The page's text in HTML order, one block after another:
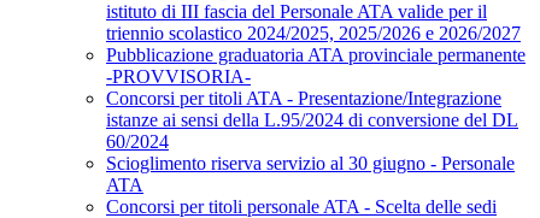
istituto di III fascia del Personale ATA valide per il
triennio scolastico 2024/2025, 2025/2026 e 2026/2027
Pubblicazione graduatoria ATA provinciale permanente
-PROVVISORIA-
Concorsi per titoli ATA - Presentazione/Integrazione
istanze ai sensi della L.95/2024 di conversione del DL
60/2024
Scioglimento riserva servizio al 30 giugno - Personale
ATA
Concorsi per titoli personale ATA - Scelta delle sedi